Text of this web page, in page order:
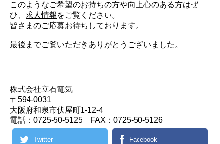
このようなご希望のお持ちの方や向上心のある方はぜ
ひ、 求人情報 をご覧ください。
皆さまのご応募お待ちしております。
最後までご覧いただきありがとうございました。
株式会社立石電気
〒594-0031
大阪府和泉市伏屋町1-12-4
電話：0725-50-5125 FAX：0725-50-5126
Twitter Facebook